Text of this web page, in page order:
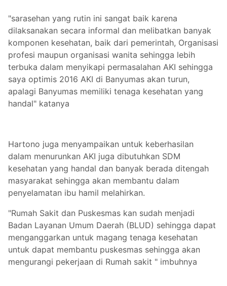
"sarasehan yang rutin ini sangat baik karena
dilaksanakan secara informal dan melibatkan banyak
komponen kesehatan, baik dari pemerintah, Organisasi
profesi maupun organisasi wanita sehingga lebih
terbuka dalam menyikapi permasalahan AKI sehingga
saya optimis 2016 AKI di Banyumas akan turun,
apalagi Banyumas memiliki tenaga kesehatan yang
handal" katanya
Hartono juga menyampaikan untuk keberhasilan
dalam menurunkan AKI juga dibutuhkan SDM
kesehatan yang handal dan banyak berada ditengah
masyarakat sehingga akan membantu dalam
penyelamatan ibu hamil melahirkan.
"Rumah Sakit dan Puskesmas kan sudah menjadi
Badan Layanan Umum Daerah (BLUD) sehingga dapat
menganggarkan untuk magang tenaga kesehatan
untuk dapat membantu puskesmas sehingga akan
mengurangi pekerjaan di Rumah sakit " imbuhnya